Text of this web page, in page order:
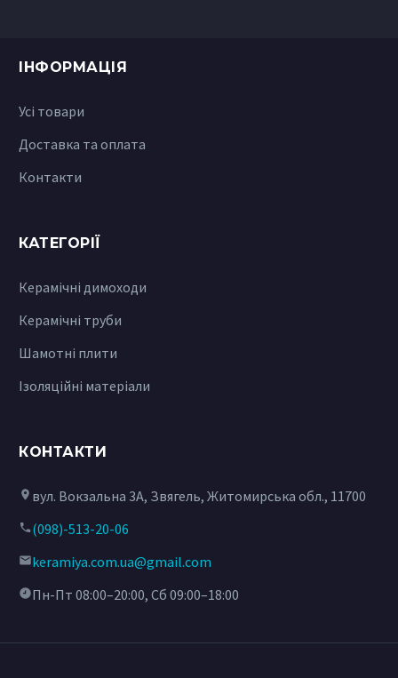
ІНФОРМАЦІЯ
Усі товари
Доставка та оплата
Контакти
КАТЕГОРІЇ
Керамічні димоходи
Керамічні труби
Шамотні плити
Ізоляційні матеріали
КОНТАКТИ
вул. Вокзальна 3А, Звягель, Житомирська обл., 11700
(098)-513-20-06
keramiya.com.ua@gmail.com
Пн-Пт 08:00–20:00, Сб 09:00–18:00